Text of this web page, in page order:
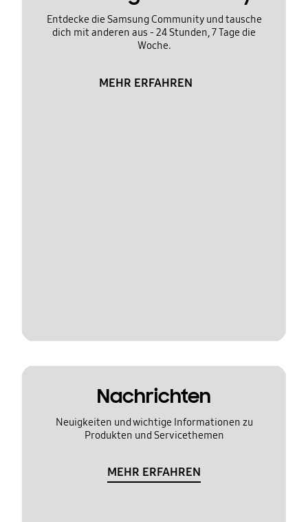
Entdecke die Samsung Community und tausche
dich mit anderen aus - 24 Stunden, 7 Tage die
Woche.
MEHR ERFAHREN
Nachrichten
Neuigkeiten und wichtige Informationen zu
Produkten und Servicethemen
MEHR ERFAHREN